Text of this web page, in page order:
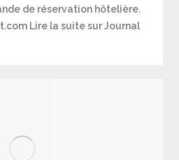
de réservation hôtelière.
Lire la suite sur Journal